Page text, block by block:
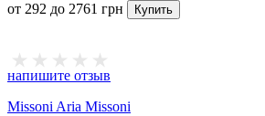
от 292 до 2761 грн Купить
напишите отзыв
Missoni Aria Missoni